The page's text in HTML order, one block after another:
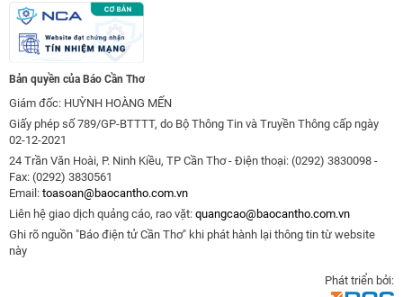
Bản quyền của Báo Cần Thơ
Giám đốc: HUỲNH HOÀNG MẾN
Giấy phép số 789/GP-BTTTT, do Bộ Thông Tin và Truyền Thông cấp ngày
02-12-2021
24 Trần Văn Hoài, P. Ninh Kiều, TP Cần Thơ - Điện thoại: (0292) 3830098 -
Fax: (0292) 3830561
Email: toasoan@baocantho.com.vn
Liên hệ giao dịch quảng cáo, rao vặt: quangcao@baocantho.com.vn
Ghi rõ nguồn "Báo điện tử Cần Thơ" khi phát hành lại thông tin từ website
này
Phát triển bởi: